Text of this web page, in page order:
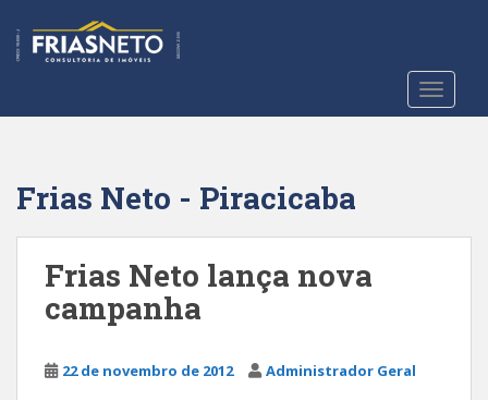
t
Frias Neto - Piracicaba
Frias Neto lança nova
campanha
22 de novembro de 2012 Administrador Geral